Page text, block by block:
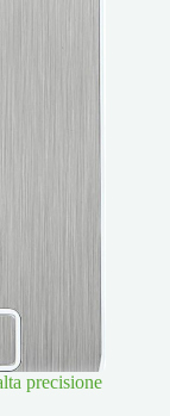
precisione